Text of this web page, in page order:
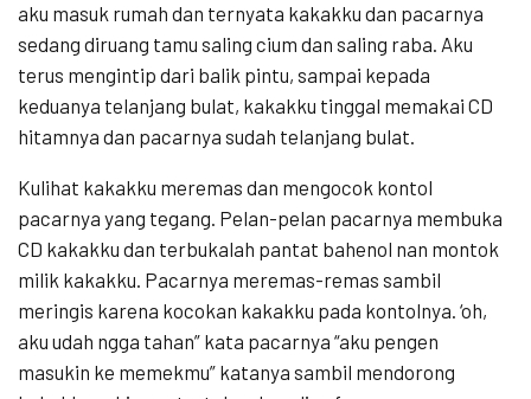
aku masuk rumah dan ternyata kakakku dan pacarnya
sedang diruang tamu saling cium dan saling raba. Aku
terus mengintip dari balik pintu, sampai kepada
keduanya telanjang bulat, kakakku tinggal memakai CD
hitamnya dan pacarnya sudah telanjang bulat.
Kulihat kakakku meremas dan mengocok kontol
pacarnya yang tegang. Pelan-pelan pacarnya membuka
CD kakakku dan terbukalah pantat bahenol nan montok
milik kakakku. Pacarnya meremas-remas sambil
meringis karena kocokan kakakku pada kontolnya. ‘oh,
aku udah ngga tahan” kata pacarnya “aku pengen
masukin ke memekmu” katanya sambil mendorong